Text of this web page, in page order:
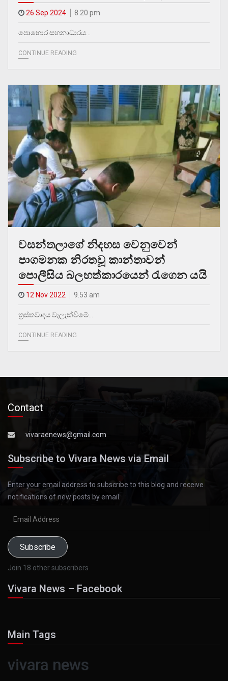
26 Sep 2024 8.20 pm
පොහොර සහනාධාරය…
CONTINUE READING
වසන්තලාගේ නිදහස වෙනුවෙන්
පාගමනක නිරතවූ කාන්තාවන්
පොලීසිය බලහත්කාරයෙන් රැගෙන යයි
12 Nov 2022 9.53 am
ත්‍රස්තවාදය වැලැක්වීමේ…
CONTINUE READING
Contact
vivaraenews@gmail.com
Subscribe to Vivara News via Email
Enter your email address to subscribe to this blog and receive
notifications of new posts by email.
Subscribe
Join 18 other subscribers
Vivara News – Facebook
Main Tags
vivara news